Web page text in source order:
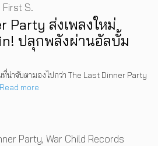
Party ส่งเพลงใหม่
ปลุกพลังผ่านอัลบั้ม
First S.
น่าจับตามองไปกว่า The Last Dinner Party
Read more
Party,War Child Records